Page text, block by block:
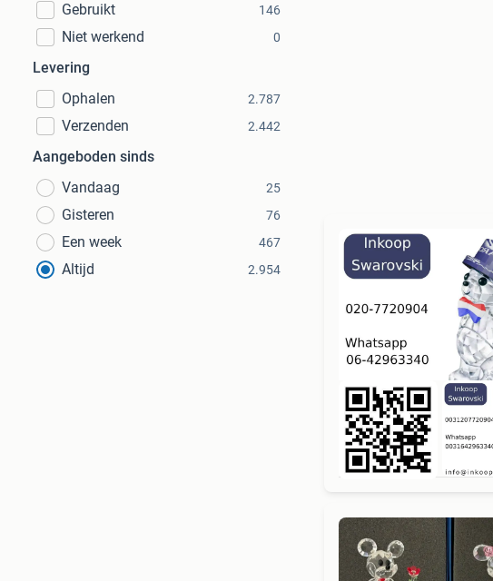
Gebruikt 146
Niet werkend 0
Levering
Ophalen
2.787
Verzenden 2.442
Aangeboden sinds
Vandaag
25
Gisteren 76
Een week 467
Altijd 2.954